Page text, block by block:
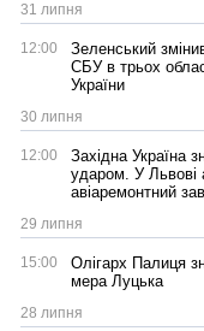
31 липня
12:00
Зеленський
СБУ в трьох
України
30 липня
12:00
Західна Україна
ударом. У Львові
авіаремонтний
29 липня
15:00
Олігарх Палиця
мера Луцька
28 липня